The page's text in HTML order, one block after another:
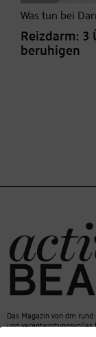
Was tun bei
Reizdarm: 3
beruhigen
Das Magazin von dm
und verantwortungsvolles